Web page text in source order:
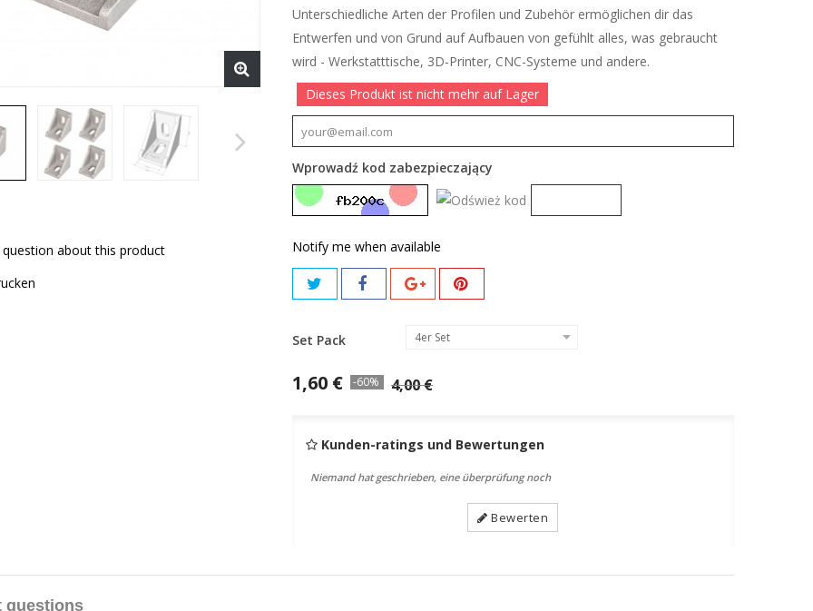
question about this product
Unterschiedliche Arten der Profilen und Zubehör ermöglichen dir das
Entwerfen und von Grund auf Aufbauen von gefühlt alles, was gebraucht
wird - Werkstatttische, 3D-Printer, CNC-Systeme und andere.
Dieses Produkt ist nicht mehr auf Lager
Wprowadź kod zabezpieczający
Notify me when available
Set Pack 4er Set
1,60 € -60% 4,00 €
Kunden-ratings und Bewertungen
Niemand hat geschrieben, eine überprüfung noch
Bewerten
questions